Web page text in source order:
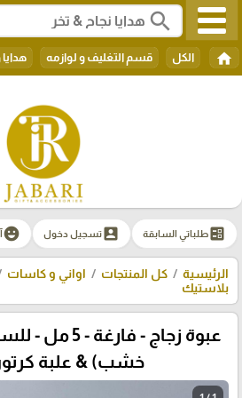
search
home الكل قسم التغليف و لوازمه
ballotطلباتي السابقة account_boxتسجيل دخول emoji_emotions
الرئيسية كل المنتجات اواني و كاسات
بلاستيك
عبوة زجاج -
خشب) & علبة